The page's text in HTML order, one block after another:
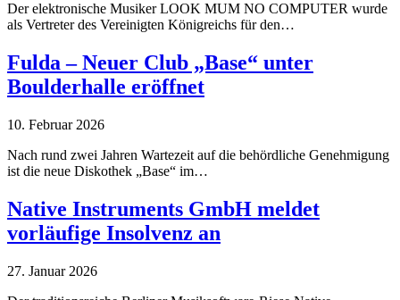
Der elektronische Musiker LOOK MUM NO COMPUTER wurde
als Vertreter des Vereinigten Königreichs für den…
Fulda – Neuer Club „Base“ unter
Boulderhalle eröffnet
10. Februar 2026
Nach rund zwei Jahren Wartezeit auf die behördliche Genehmigung
ist die neue Diskothek „Base“ im…
Native Instruments GmbH meldet
vorläufige Insolvenz an
27. Januar 2026